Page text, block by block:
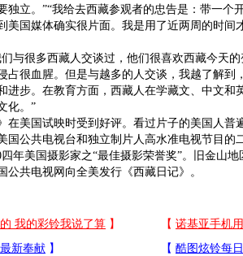
独立。”“我给去西藏参观者的忠告是：带一个
美国媒体确实很片面。我是用了近两周的时间
很多西藏人交谈过，他们很喜欢西藏今天的
占很血腥。但是与越多的人交谈，我越了解到
进步。在教育方面，西藏人在学藏文、中文和
化。”
美国试映时受到好评。看过片子的美国人普
国公共电视台和独立制片人高水准电视节目的
四年美国摄影家之“最佳摄影荣誉奖”。旧金山
公共电视网向全美发行《西藏日记》。